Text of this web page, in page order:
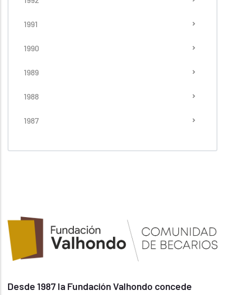
1991
1990
1989
1988
1987
Desde 1987 la Fundación Valhondo concede